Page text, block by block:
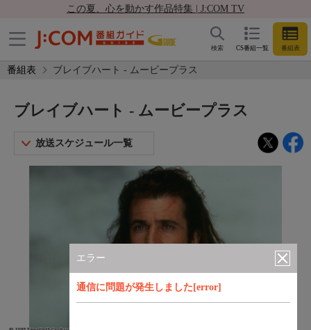
この夏、心を動かす作品特集 | J:COM TV
CS番組一覧 番組表
検索
番組表 ブレイブハート - ムービープラス
エラー
通信に問題が発生しました[error]
ブレイブハート - ムービープラス
放送スケジュール一覧